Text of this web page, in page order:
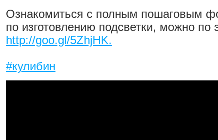
Ознакомиться с полным пошаговым
по изготовлению подсветки, можно по
http://goo.gl/5ZhjHK.
#кулибин